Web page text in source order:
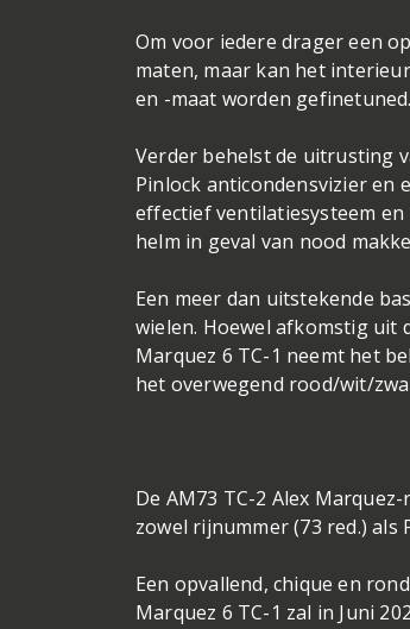
Om voor iedere drager een
maten, maar kan het
en -maat worden gefinetuned.
Verder behelst de uitrusting
Pinlock anticondensvizier en
effectief ventilatiesysteem en
helm in geval van nood
Een meer dan uitstekende
wielen. Hoewel afkomstig uit
Marquez 6 TC-1 neemt het
het overwegend rood/wit/
De AM73 TC-2 Alex
zowel rijnummer (73 red.)
Een opvallend, chique en
Marquez 6 TC-1 zal in Juni